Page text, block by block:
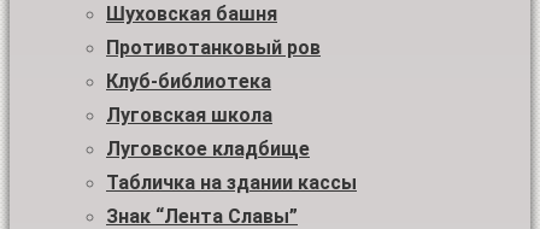
Шуховская башня
Противотанковый ров
Клуб-библиотека
Луговская школа
Луговское кладбище
Табличка на здании кассы
Знак “Лента Славы”